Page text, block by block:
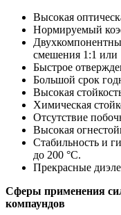
Высокая
Нормируемый
смешения 1:1 или
Быстрое
Большой срок
Высокая
Химическая
Отсутствие
Высокая
Стабильность и
до 200 °C.
Прекрасные
Сферы применения
компаундов